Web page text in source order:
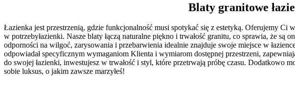
Blaty granitowe
Łazienka jest przestrzenią, gdzie funkcjonalność musi spotykać się z estetyką. Oferujemy Ci
w potrzebyłazienki. Nasze blaty łączą naturalne piękno i trwałość granitu, co sprawia, że są
odporności na wilgoć, zarysowania i przebarwienia idealnie znajduje swoje miejsce w
odpowiadał specyficznym wymaganiom Klienta i wymiarom dostępnej przestrzeni,
do swojej łazienki, inwestujesz w trwałość i styl, które przetrwają próbę czasu. Dodatkowo
sobie luksus, o jakim zawsze marzyłeś!